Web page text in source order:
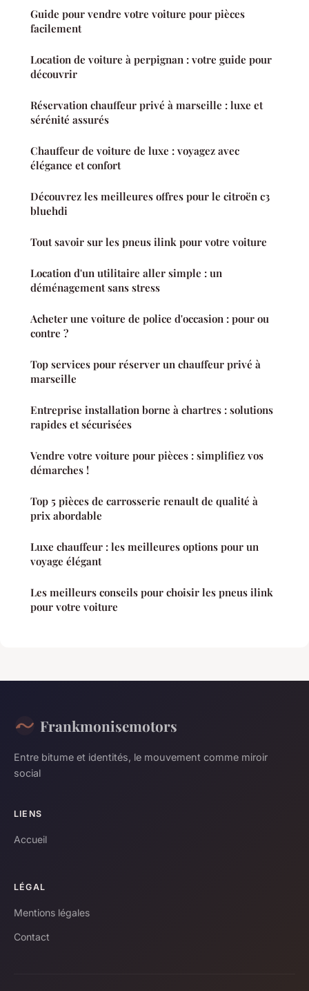
Guide pour vendre votre voiture pour pièces
facilement
Location de voiture à perpignan : votre guide pour
découvrir
Réservation chauffeur privé à marseille : luxe et
sérénité assurés
Chauffeur de voiture de luxe : voyagez avec
élégance et confort
Découvrez les meilleures offres pour le citroën c3
bluehdi
Tout savoir sur les pneus ilink pour votre voiture
Location d'un utilitaire aller simple : un
déménagement sans stress
Acheter une voiture de police d'occasion : pour ou
contre ?
Top services pour réserver un chauffeur privé à
marseille
Entreprise installation borne à chartres : solutions
rapides et sécurisées
Vendre votre voiture pour pièces : simplifiez vos
démarches !
Top 5 pièces de carrosserie renault de qualité à
prix abordable
Luxe chauffeur : les meilleures options pour un
voyage élégant
Les meilleurs conseils pour choisir les pneus ilink
pour votre voiture
Frankmonisemotors
Entre bitume et identités, le mouvement comme miroir
social
LIENS
Accueil
LÉGAL
Mentions légales
Contact